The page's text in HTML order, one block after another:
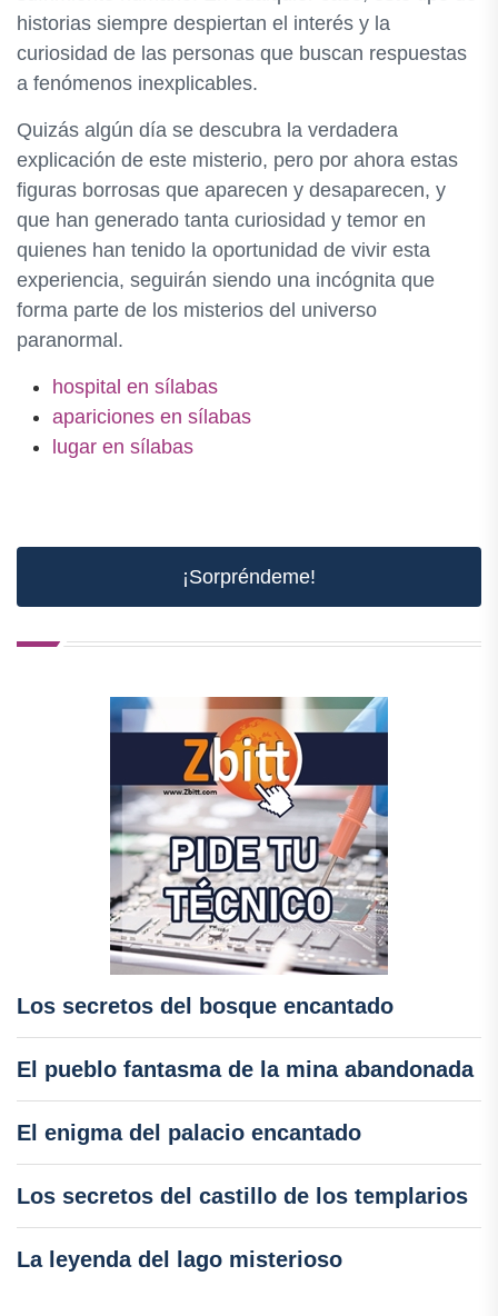
historias siempre despiertan el interés y la
curiosidad de las personas que buscan respuestas
a fenómenos inexplicables.
Quizás algún día se descubra la verdadera
explicación de este misterio, pero por ahora estas
figuras borrosas que aparecen y desaparecen, y
que han generado tanta curiosidad y temor en
quienes han tenido la oportunidad de vivir esta
experiencia, seguirán siendo una incógnita que
forma parte de los misterios del universo
paranormal.
hospital en sílabas
apariciones en sílabas
lugar en sílabas
¡Sorpréndeme!
Los secretos del bosque encantado
El pueblo fantasma de la mina abandonada
El enigma del palacio encantado
Los secretos del castillo de los templarios
La leyenda del lago misterioso